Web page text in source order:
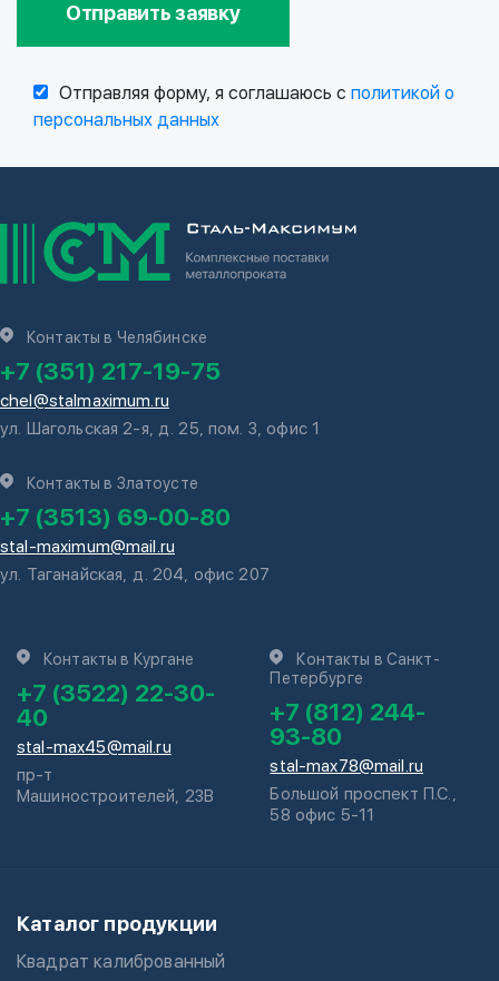
Отправить заявку
Отправляя форму, я соглашаюсь с политикой о
персональных данных
Контакты в Челябинске
+7 (351) 217-19-75
chel@stalmaximum.ru
ул. Шагольская 2-я, д. 25, пом. 3, офис 1
Контакты в Златоусте
+7 (3513) 69-00-80
stal-maximum@mail.ru
ул. Таганайская, д. 204, офис 207
Контакты в Кургане
+7 (3522) 22-30-
40
stal-max45@mail.ru
пр-т
Машиностроителей, 23В
Контакты в Санкт-
Петербурге
+7 (812) 244-
93-80
stal-max78@mail.ru
Большой проспект П.С.,
58 офис 5-11
Каталог продукции
Квадрат калиброванный